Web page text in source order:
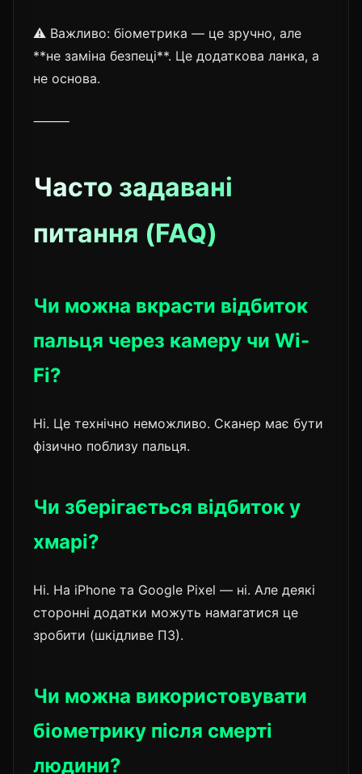
⚠️ Важливо: біометрика — це зручно, але
**не заміна безпеці**. Це додаткова ланка, а
не основа.
⸻
Часто задавані
питання (FAQ)
Чи можна вкрасти відбиток
пальця через камеру чи Wi-
Fi?
Ні. Це технічно неможливо. Сканер має бути
фізично поблизу пальця.
Чи зберігається відбиток у
хмарі?
Ні. На iPhone та Google Pixel — ні. Але деякі
сторонні додатки можуть намагатися це
зробити (шкідливе ПЗ).
Чи можна використовувати
біометрику після смерті
людини?